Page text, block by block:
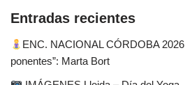
Entradas recientes
ENC. NACIONAL CÓRDOBA 2026
ponentes”: Marta Bort